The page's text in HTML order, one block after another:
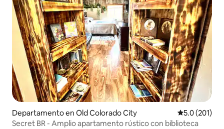
Departamento en Old Colorado City Calificación
5.0 (201)
Secret BR - Amplio apartamento rústico con biblioteca